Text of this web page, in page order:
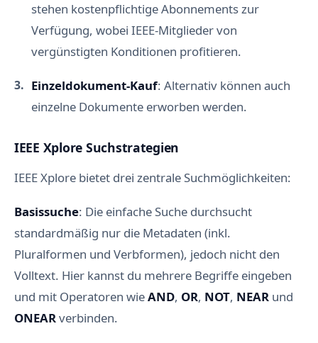
stehen kostenpflichtige Abonnements zur
Verfügung, wobei IEEE-Mitglieder von
vergünstigten Konditionen profitieren.
Einzeldokument-Kauf: Alternativ können auch
einzelne Dokumente erworben werden.
IEEE Xplore Suchstrategien
IEEE Xplore bietet drei zentrale Suchmöglichkeiten:
Basissuche: Die einfache Suche durchsucht
standardmäßig nur die Metadaten (inkl.
Pluralformen und Verbformen), jedoch nicht den
Volltext. Hier kannst du mehrere Begriffe eingeben
und mit Operatoren wieAND, OR, NOT, NEAR und
ONEARverbinden.